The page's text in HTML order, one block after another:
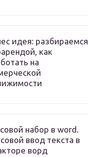
идея: разбираемся
как
на
набор в word.
ввод текста в
ворд